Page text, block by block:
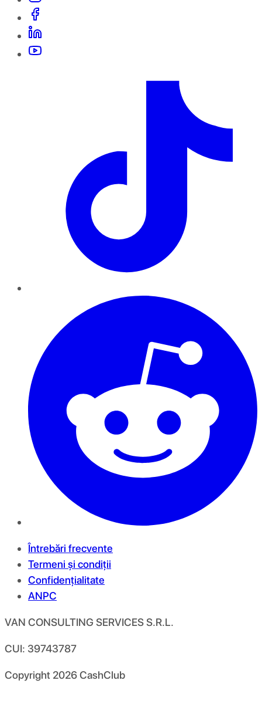
Întrebări frecvente
Termeni și condiții
Confidențialitate
ANPC
VAN CONSULTING SERVICES S.R.L.
CUI: 39743787
Copyright 2026CashClub